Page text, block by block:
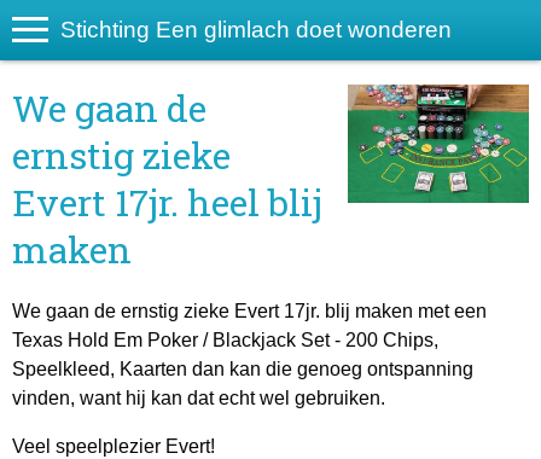
Stichting Een glimlach doet wonderen
We gaan de
ernstig zieke
Evert 17jr. heel blij
maken
We gaan de ernstig zieke Evert 17jr. blij maken met een
Texas Hold Em Poker / Blackjack Set - 200 Chips,
Speelkleed, Kaarten dan kan die genoeg ontspanning
vinden, want hij kan dat echt wel gebruiken.
Veel speelplezier Evert!